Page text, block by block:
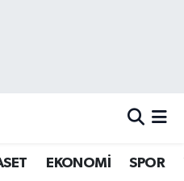
EKONOMİ SPOR
Haritası